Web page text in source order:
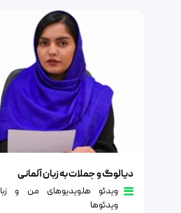
دیالوگ و جملات به زبان آلمانی
ویدئو ها٫ویدیوهای من و
ویدئوها